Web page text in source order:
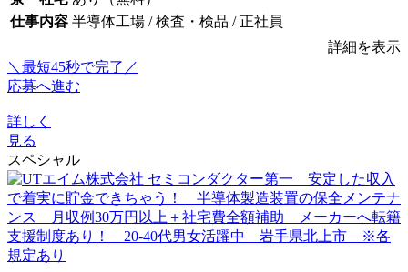
仕事内容 半導体工場 / 検査・検品 / 正社員
詳細を表示
＼最短45秒で完了／
応募へ進む
詳しく
見る
スペシャル